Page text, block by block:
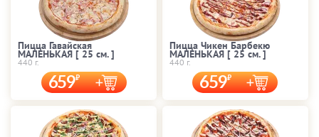
Пицца Гавайская
МАЛЕНЬКАЯ [ 25 cм. ]
440 г.
659
Пицца Чикен Барбекю
МАЛЕНЬКАЯ [ 25 cм. ]
440 г.
659